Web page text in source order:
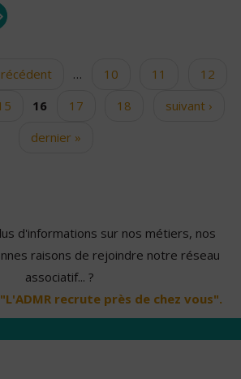
… 10 11
12
16 17 18
suivant ›
dernier »
d'informations sur nos métiers, nos
raisons de rejoindre notre réseau
associatif... ?
recrute près de chez vous".